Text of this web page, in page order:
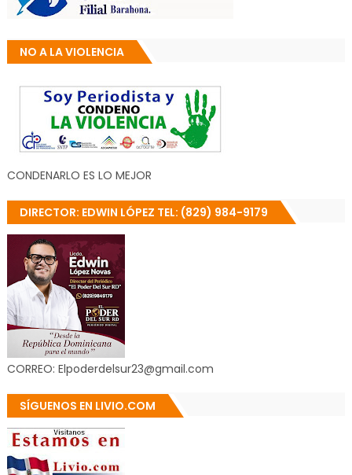
NO A LA VIOLENCIA
CONDENARLO ES LO MEJOR
DIRECTOR: EDWIN LÓPEZ TEL: (829) 984-9179
CORREO: Elpoderdelsur23@gmail.com
SÍGUENOS EN LIVIO.COM